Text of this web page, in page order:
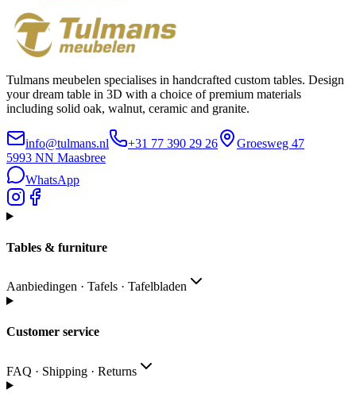
Tulmans meubelen specialises in handcrafted custom tables. Design
your dream table in 3D with a choice of premium materials
including solid oak, walnut, ceramic and granite.
info@tulmans.nl +31 77 390 29 26
Groesweg 47
5993 NN Maasbree
WhatsApp
Tables & furniture
Aanbiedingen · Tafels · Tafelbladen
Customer service
FAQ · Shipping · Returns